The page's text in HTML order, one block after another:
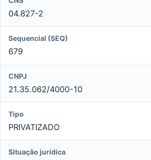
04.827-2
Sequencial (SEQ)
679
CNPJ
21.35.062/4000-10
Tipo
PRIVATIZADO
Situação jurídica